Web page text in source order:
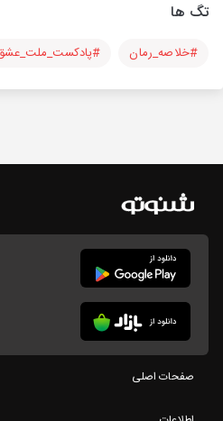
تگ ها
#خلاصه_رمان
صفحات اصلی